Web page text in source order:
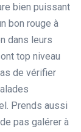
bien puissant
bon rouge à
dans leurs
top niveau
de vérifier
Prends aussi
pas galérer à